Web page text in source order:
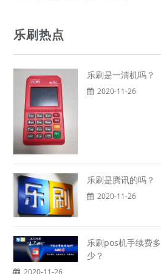
乐刷热点
乐刷是一清机吗？
2020-11-26
乐刷是腾讯的吗？
2020-11-26
乐刷pos机手续费多
少？
2020-11-26